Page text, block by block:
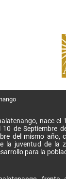
nace el
de Septiembre
del mismo año,
la juventud de la
para la